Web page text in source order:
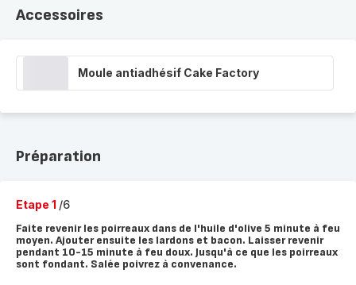
Accessoires
Moule antiadhésif Cake Factory
Préparation
Etape 1 /6
Faite revenir les poirreaux dans de l'huile d'olive 5 minute à feu
moyen. Ajouter ensuite les lardons et bacon. Laisser revenir
pendant 10-15 minute à feu doux. Jusqu'à ce que les poirreaux
sont fondant. Salée poivrez à convenance.